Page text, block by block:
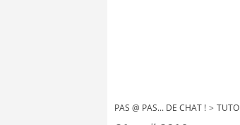
PAS @ PAS... DE CHAT ! > TUTO